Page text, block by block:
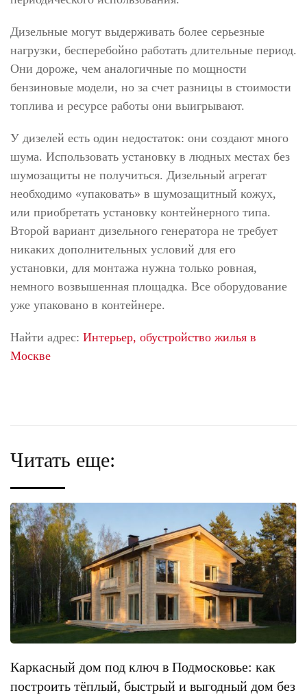
Дизельные могут выдерживать более серьезные
нагрузки, бесперебойно работать длительные период.
Они дороже, чем аналогичные по мощности
бензиновые модели, но за счет разницы в стоимости
топлива и ресурсе работы они выигрывают.
У дизелей есть один недостаток: они создают много
шума. Использовать установку в людных местах без
шумозащиты не получиться. Дизельный агрегат
необходимо «упаковать» в шумозащитный кожух,
или приобретать установку контейнерного типа.
Второй вариант дизельного генератора не требует
никаких дополнительных условий для его
установки, для монтажа нужна только ровная,
немного возвышенная площадка. Все оборудование
уже упаковано в контейнере.
Найти адрес: Интерьер, обустройство жилья в
Москве
Читать еще:
Каркасный дом под ключ в Подмосковье: как
построить тёплый, быстрый и выгодный дом без